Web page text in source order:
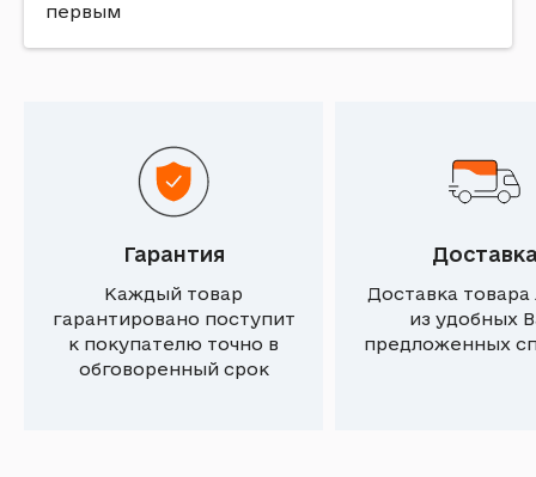
первым
Гарантия
Каждый товар
гарантировано поступит
к покупателю точно в
обговоренный срок
Доставка
из удобных
предложенных